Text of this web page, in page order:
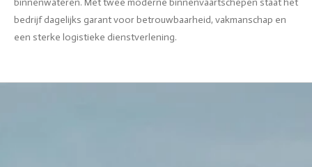
binnenwateren. Met twee moderne binnenvaartschepen staat het
bedrijf dagelijks garant voor betrouwbaarheid, vakmanschap en
een sterke logistieke dienstverlening.